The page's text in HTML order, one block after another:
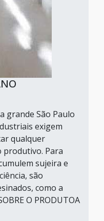
grande São Paulo
exigem
qualquer
produtivo. Para
sujeira e
são
como a
O PRODUTOA